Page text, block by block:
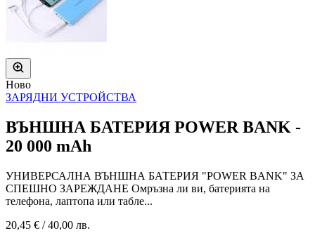
Ново
ЗАРЯДНИ УСТРОЙСТВА
ВЪНШНА БАТЕРИЯ POWER BANK -
20 000 mAh
УНИВЕРСАЛНА ВЪНШНА БАТЕРИЯ "POWER BANK" ЗА
СПЕШНО ЗАРЕЖДАНЕ Омръзна ли ви, батерията на
телефона, лаптопа или табле...
20,45 € / 40,00 лв.